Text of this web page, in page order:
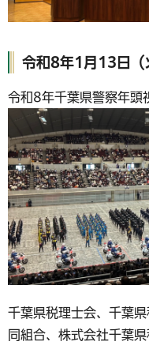
令和8年1月13日（
令和8年千葉県警察年頭
千葉県税理士会、千葉
同組合、株式会社千葉